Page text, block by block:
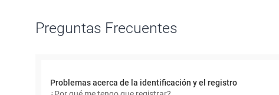
Preguntas Frecuentes
Problemas acerca de la identificación y el registro